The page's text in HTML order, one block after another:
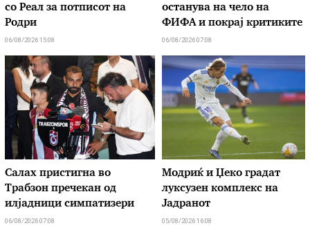
со Реал за потписот на
Родри
06/08/2026 15:08
останува на чело на
ФИФА и покрај критиките
06/08/2026 07:08
Салах пристигна во
Трабзон пречекан од
илјадници симпатизери
06/08/2026 07:08
Модриќ и Џеко градат
луксузен комплекс на
Јадранот
05/08/2026 16:08